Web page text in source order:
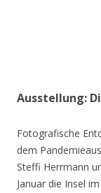
Ausstellung:
Fotografische
dem
Steffi Herrmann
Januar die Insel